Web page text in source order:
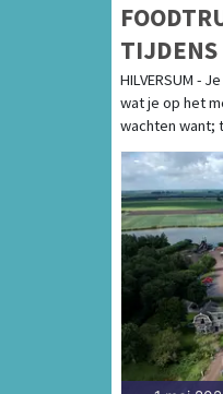
IN HET
HILVERSUM -
wat je op het
wachten want;